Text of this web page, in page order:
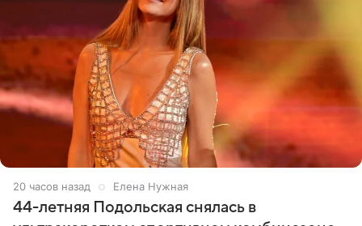
20 часов назад Елена Нужная
44-летняя Подольская снялась в